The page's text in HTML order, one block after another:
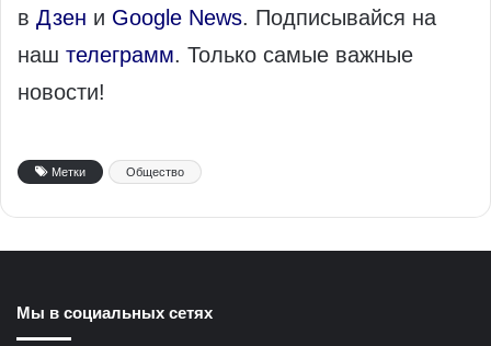
в Дзен и Google News. Подписывайся на
наш телеграмм. Только самые важные
новости!
Метки Общество
Мы в социальных сетях